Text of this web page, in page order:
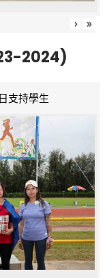
› »
2024)
支持學生